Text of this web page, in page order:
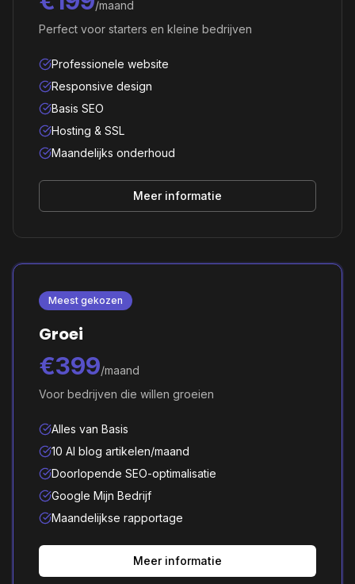
/maand
Perfect voor starters en kleine bedrijven
Professionele website
Responsive design
Basis SEO
Hosting & SSL
Maandelijks onderhoud
Meer informatie
Meest gekozen
Groei
€399/maand
Voor bedrijven die willen groeien
Alles van Basis
10 AI blog artikelen/maand
Doorlopende SEO-optimalisatie
Google Mijn Bedrijf
Maandelijkse rapportage
Meer informatie